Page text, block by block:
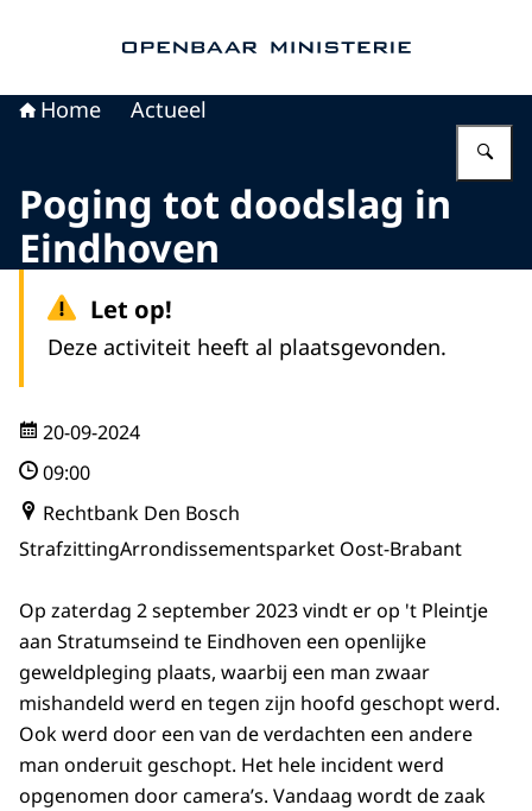
Home Actueel
Poging tot doodslag in
Eindhoven
Let op!
Deze activiteit heeft al plaatsgevonden.
20-09-2024
09:00
Rechtbank Den Bosch
StrafzittingArrondissementsparket Oost-Brabant
Op zaterdag 2 september 2023 vindt er op 't Pleintje
aan Stratumseind te Eindhoven een openlijke
geweldpleging plaats, waarbij een man zwaar
mishandeld werd en tegen zijn hoofd geschopt werd.
Ook werd door een van de verdachten een andere
man onderuit geschopt. Het hele incident werd
opgenomen door camera’s. Vandaag wordt de zaak